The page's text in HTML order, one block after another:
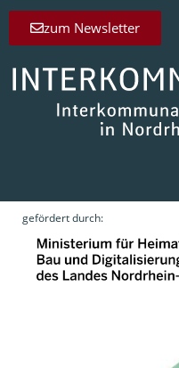
zum Newsletter
gefördert durch: